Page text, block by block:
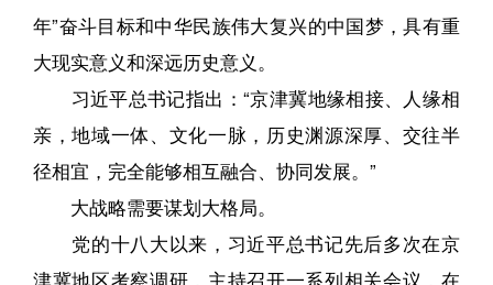
年”奋斗目标和中华民族伟大复兴的中国梦，具有重
大现实意义和深远历史意义。
习近平总书记指出：“京津冀地缘相接、人缘相
亲，地域一体、文化一脉，历史渊源深厚、交往半
径相宜，完全能够相互融合、协同发展。”
大战略需要谋划大格局。
党的十八大以来，习近平总书记先后多次在京
津冀地区考察调研，主持召开一系列相关会议，在